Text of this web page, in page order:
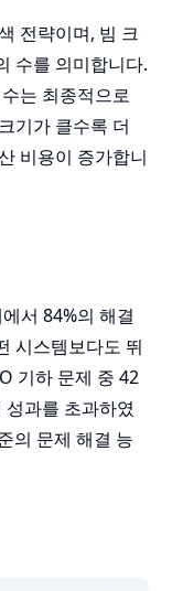
전략이며, 빔 크
수를 의미합니다.
는 최종적으로
기가 클수록 더
비용이 증가합니
서 84%의 해결
시스템보다도 뛰
기하 문제 중 42
과를 초과하였
의 문제 해결 능